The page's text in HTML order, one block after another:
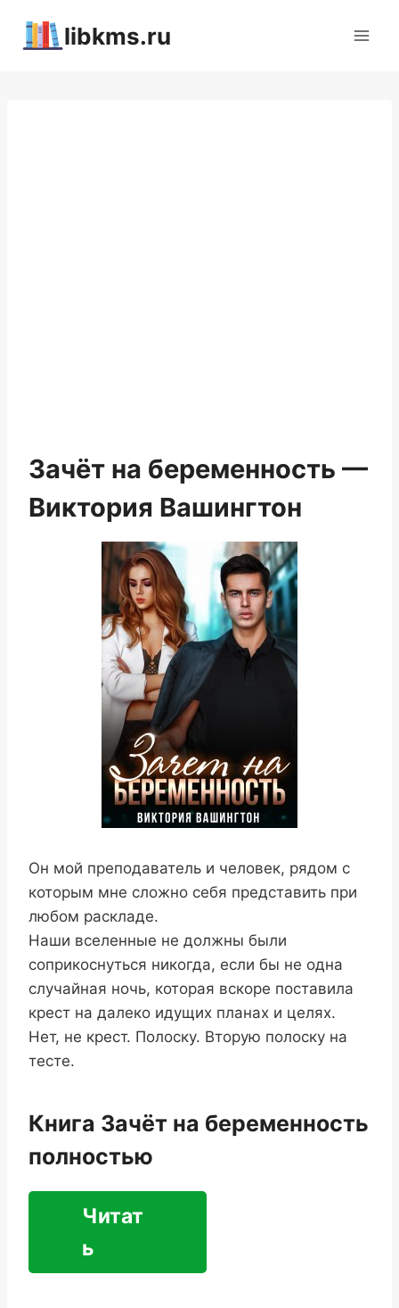
libkms.ru
Зачёт на беременность —
Виктория Вашингтон
Он мой преподаватель и человек, рядом с
которым мне сложно себя представить при
любом раскладе.
Наши вселенные не должны были
соприкоснуться никогда, если бы не одна
случайная ночь, которая вскоре поставила
крест на далеко идущих планах и целях.
Нет, не крест. Полоску. Вторую полоску на
тесте.
Книга Зачёт на беременность
полностью
Читат
ь